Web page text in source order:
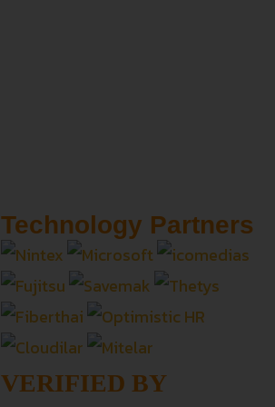
Technology Partners
VERIFIED BY